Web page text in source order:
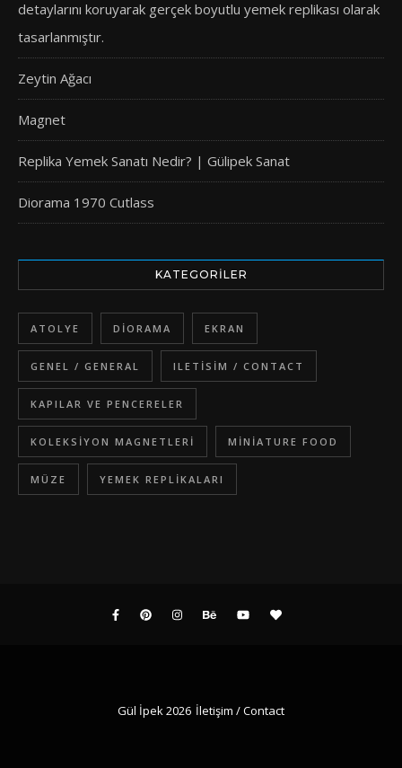
detaylarını koruyarak gerçek boyutlu yemek replikası olarak
tasarlanmıştır.
Zeytin Ağacı
Magnet
Replika Yemek Sanatı Nedir? | Gülipek Sanat
Diorama 1970 Cutlass
KATEGORILER
ATOLYE DIORAMA EKRAN
GENEL / GENERAL ILETISIM / CONTACT
KAPILAR VE PENCERELER
KOLEKSIYON MAGNETLERI MINIATURE FOOD
MÜZE YEMEK REPLIKALARI
Gül İpek 2026 İletişim / Contact